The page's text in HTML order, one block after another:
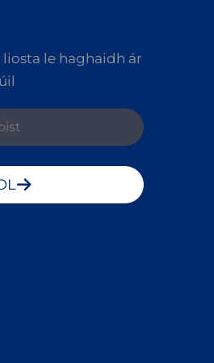
le haghaidh ár